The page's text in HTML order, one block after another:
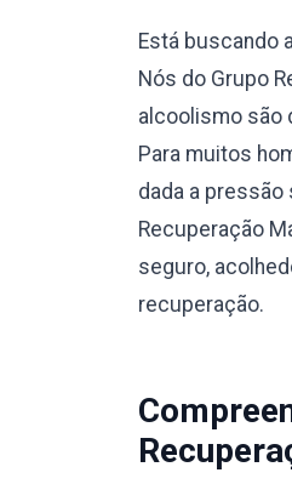
Está buscando
Nós do Grupo
alcoolismo são
Para muitos
dada a pressão
Recuperação
seguro,
recuperação.